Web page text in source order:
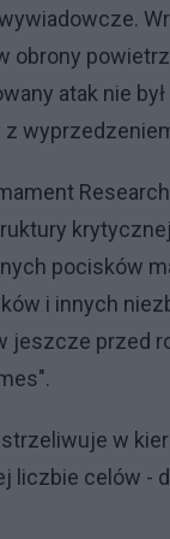
atak nie
pocisków
i innych
przed
w
celów -